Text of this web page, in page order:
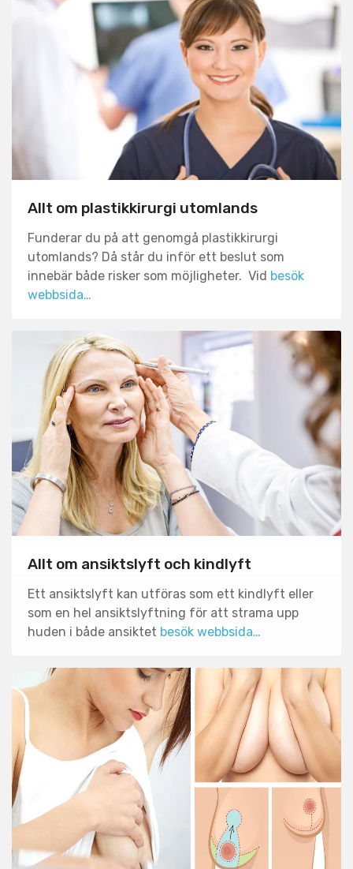
Allt om plastikkirurgi utomlands
Funderar du på att genomgå plastikkirurgi
utomlands? Då står du inför ett beslut som
innebär både risker som möjligheter. Vid besök
webbsida…
Allt om ansiktslyft och kindlyft
Ett ansiktslyft kan utföras som ett kindlyft eller
som en hel ansiktslyftning för att strama upp
huden i både ansiktet besök webbsida…